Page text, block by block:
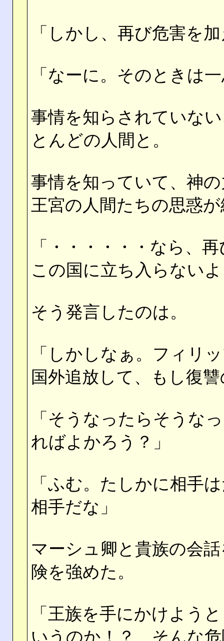
「しかし、再び危害を
「なーに。そのときは
事情を知らされていな
とんどの人間と。
事情を知っていて、神
王宮の人間たちの思惑
「・・・・・・なら、
この国に立ち入らない
そう発言したのは。
「しかしなぁ。フィリ
国外追放して、もし復
「そうなったらそうな
ればよかろう？」
「ふむ。たしかに相手
相手だな」
マーシュ卿と貴族の会
険を強めた。
「王族を手にかけよう
いうのか！？ そんな危